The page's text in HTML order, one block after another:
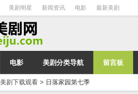
美剧明星 新闻资讯 电影 最新美剧
电影 美剧分类导航 留言板
美剧下载观看 > 日落家园第七季